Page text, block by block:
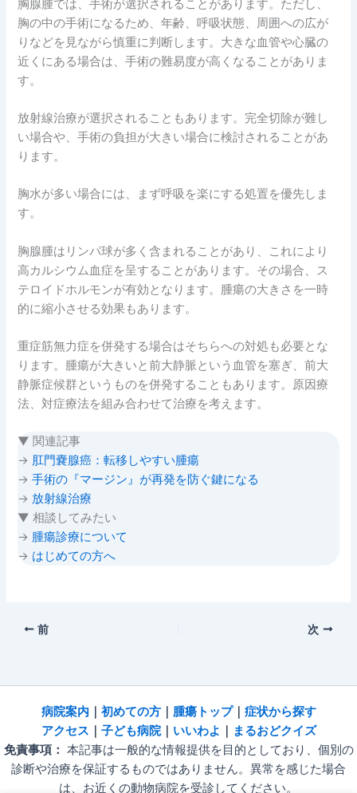
胸腺腫では、手術が選択されることがあります。ただし、
胸の中の手術になるため、年齢、呼吸状態、周囲への広が
りなどを見ながら慎重に判断します。大きな血管や心臓の
近くにある場合は、手術の難易度が高くなることがありま
す。
放射線治療が選択されることもあります。完全切除が難し
い場合や、手術の負担が大きい場合に検討されることがあ
ります。
胸水が多い場合には、まず呼吸を楽にする処置を優先しま
す。
胸腺腫はリンパ球が多く含まれることがあり、これにより
高カルシウム血症を呈することがあります。その場合、ス
テロイドホルモンが有効となります。腫瘍の大きさを一時
的に縮小させる効果もあります。
重症筋無力症を併発する場合はそちらへの対処も必要とな
ります。腫瘍が大きいと前大静脈という血管を塞ぎ、前大
静脈症候群というものを併発することもあります。原因療
法、対症療法を組み合わせて治療を考えます。
▼ 関連記事
→ 肛門嚢腺癌：転移しやすい腫瘍
→手術の『マージン』が再発を防ぐ鍵になる
→ 放射線治療
▼ 相談してみたい
→ 腫瘍診療について
→ はじめての方へ
前 次
病院案内 ｜ 初めての方｜ 腫瘍トップ｜ 症状から探す
アクセス ｜ 子ども病院｜ いいわよ ｜ まるおどクイズ
免責事項： 本記事は一般的な情報提供を目的としており、個別の
診断や治療を保証するものではありません。異常を感じた場合
は、お近くの動物病院を受診してください。